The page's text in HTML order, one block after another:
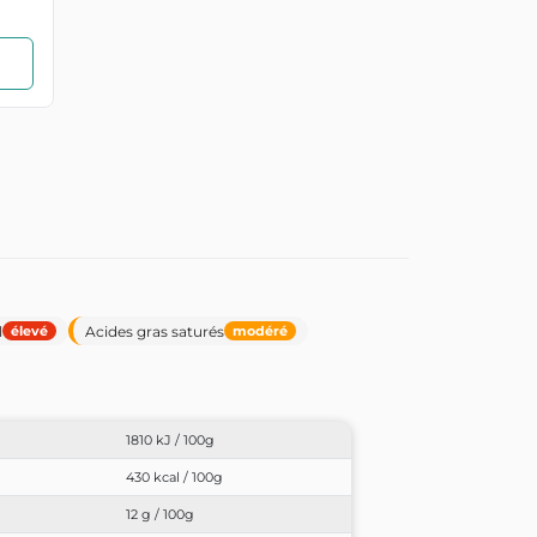
élevé Acides gras saturés modéré
1810 kJ / 100g
430 kcal / 100g
12 g / 100g